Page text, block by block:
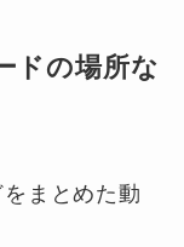
ドの場所な
まとめた動